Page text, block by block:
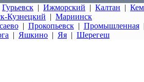
Гурьевск | Ижморский | Калтан |
Кузнецкий | Мариинск
| Прокопьевск| Промышленная|
| Яшкино | Яя | Шерегеш